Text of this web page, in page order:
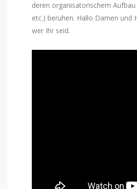
deren organisatorischem Aufbau
etc.) beruhen. Hallo Damen und
wer Ihr seid.